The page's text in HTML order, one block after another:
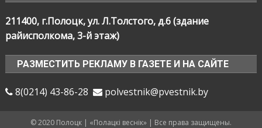
211400, г.Полоцк, ул. Л.Толстого, д.6 (здание
райисполкома, 3-й этаж)
РАЗМЕСТИТЬ РЕКЛАМУ В ГАЗЕТЕ И НА САЙТЕ
8(0214) 43-86-28 polvestnik@pvestnik.by
© 2020 Полоцк | «Полацкі веснік» | Все права защищены.